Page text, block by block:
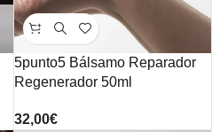
5punto5 Bálsamo Reparador
Regenerador 50ml
32,00€